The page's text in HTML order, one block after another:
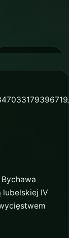
lubelskiej IV